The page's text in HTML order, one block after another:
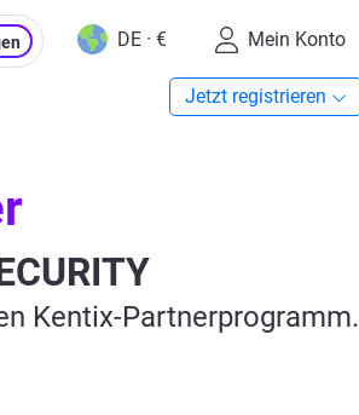
DE · € Mein Konto
Jetzt registrieren
Kentix-Partnerprogramm.